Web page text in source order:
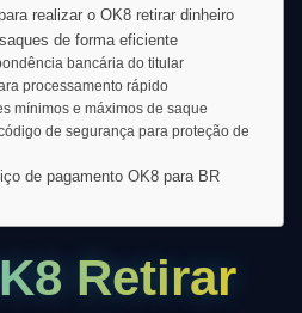
realizar o OK8 retirar dinheiro
de forma eficiente
bancária do titular
processamento rápido
mínimos e máximos de saque
de segurança para proteção de
de pagamento OK8 para BR
Retirar